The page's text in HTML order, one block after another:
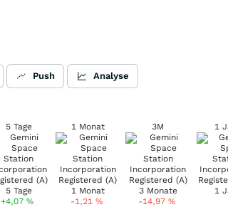
Push Analyse
5 Tage
+4,07%
1 Monat
-1,21 %
3M
-14,97 %
1